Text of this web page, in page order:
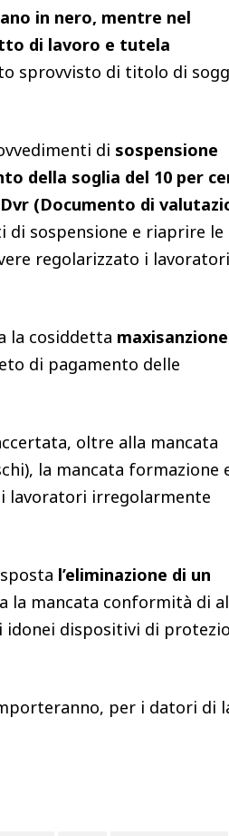
in nero, mentre nel
di lavoro e tutela
sprovvisto di titolo di
di sospensione
della soglia del 10 per
(Documento di
di sospensione e riaprire le
regolarizzato i
la cosiddetta maxisanzione
di pagamento delle
oltre alla mancata
la mancata formazione
lavoratori irregolarmente
l’eliminazione di un
la mancata conformità di
dispositivi di
per i datori di